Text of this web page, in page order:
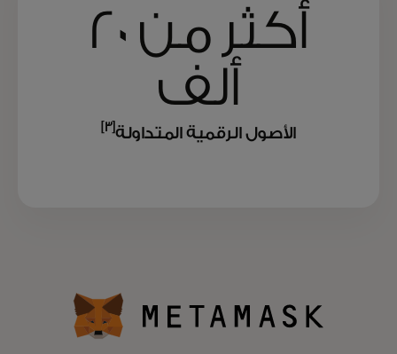
أكثر من 20
ألف
الأصول الرقمية المتداولة[3]